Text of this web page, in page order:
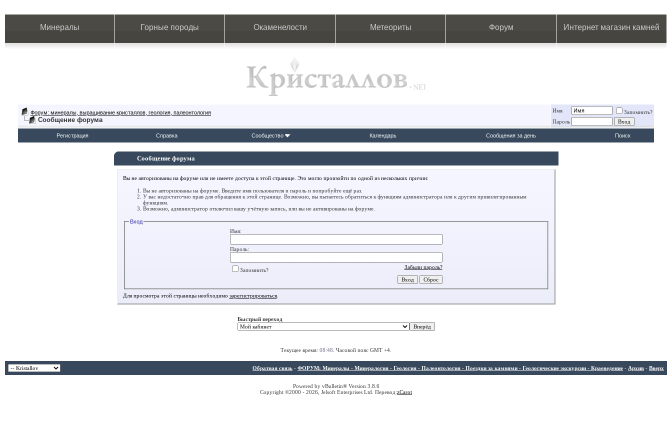
Минералы Горные породы Окаменелости Метеориты Форум Интернет магазин камней
Форум: минералы, выращивание кристаллов, геология, палеонтология
Сообщение форума
Имя
Запомнить?
Пароль
Регистрация Справка Сообщество Календарь Сообщения за день Поиск
Сообщение форума
Вы не авторизованы на форуме или не имеете доступа к этой странице. Это могло произойти по одной из нескольких причин:
Вы не авторизованы на форуме. Введите имя пользователя и пароль и попробуйте ещё раз.
У вас недостаточно прав для обращения к этой странице. Возможно, вы пытаетесь обратиться к функциям администратора или к другим привилегированным
функциям.
Возможно, администратор отключил вашу учётную запись, или вы не активированы на форуме.
Вход
Имя:
Пароль:
Забыли пароль?
Запомнить?
Для просмотра этой страницы необходимо зарегистрироваться.
Быстрый переход
Текущее время: 08:48 . Часовой пояс GMT +4.
Обратная связь - ФОРУМ: Минералы - Минералогия - Геология - Палеонтология - Поездки за камнями - Геологические экскурсии - Краеведение - Архив - Вверх
Powered by vBulletin® Version 3.8.6
Copyright ©2000 - 2026, Jelsoft Enterprises Ltd. Перевод:zCarot